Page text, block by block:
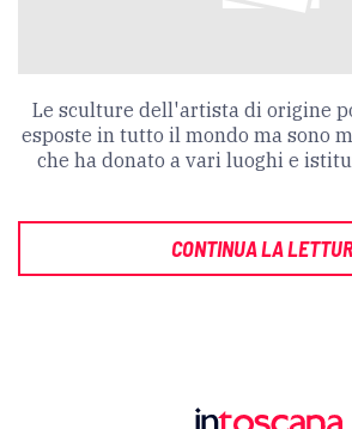
Le sculture dell'artista di origine
esposte in tutto il mondo ma sono
che ha donato a vari luoghi e
CONTINUA LA